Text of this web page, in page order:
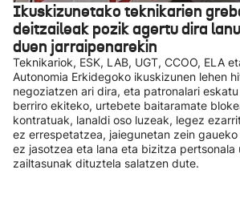
Ikuskizunetako teknikarien
deitzaileak pozik agertu dira
duen jarraipenarekin
Teknikariok, ESK, LAB, UGT, CCOO, ELA
Autonomia Erkidegoko ikuskizunen lehen
negoziatzen ari dira, eta patronalari
berriro ekiteko, urtebete baitaramate
kontratuak, lanaldi oso luzeak, legez
ez errespetatzea, jaiegunetan zein
ez jasotzea eta lana eta bizitza
zailtasunak dituztela salatzen dute.